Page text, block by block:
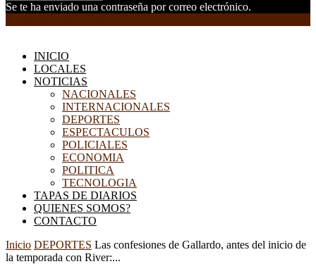
Se te ha enviado una contraseña por correo electrónico.
INICIO
LOCALES
NOTICIAS
NACIONALES
INTERNACIONALES
DEPORTES
ESPECTACULOS
POLICIALES
ECONOMIA
POLITICA
TECNOLOGIA
TAPAS DE DIARIOS
QUIENES SOMOS?
CONTACTO
Inicio DEPORTES Las confesiones de Gallardo, antes del inicio de
la temporada con River:...